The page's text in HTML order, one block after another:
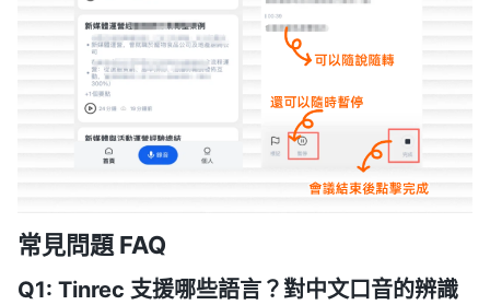
常見問題 FAQ
Q1: Tinrec 支援哪些語言？對中文口音的辨識